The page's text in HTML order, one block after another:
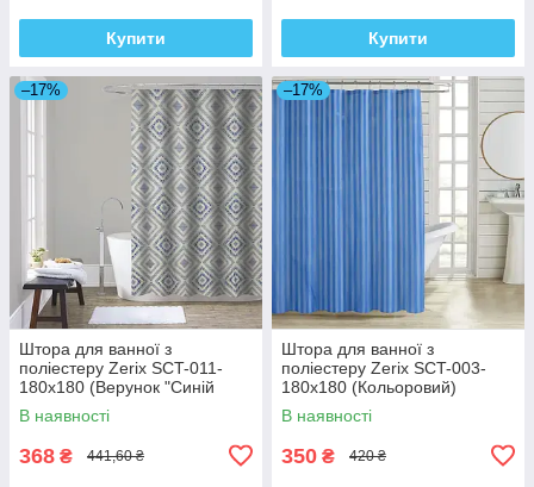
Купити Купити
–17%
Штора для ванної з
поліестеру Zerix SCT-011-
180x180 (Верунок "Синій
ромб на сірому") (ZX4982)
В наявності
368 ₴ 441,60 ₴
–17%
Штора для ванної з
поліестеру Zerix SCT-003-
180x180 (Кольоровий)
(ZX4994)
В наявності
350 ₴ 420 ₴